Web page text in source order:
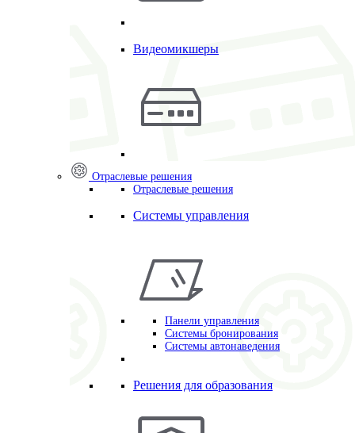
Видеомикшеры
Отраслевые решения
Отраслевые решения
Системы управления
Панели управления
Системы бронирования
Системы автонаведения
Решения для образования